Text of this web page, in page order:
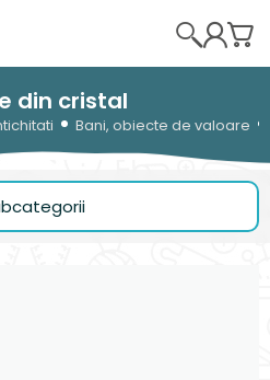
din cristal
Bani, obiecte de valoare